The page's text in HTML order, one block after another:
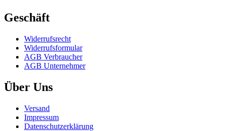
Geschäft
Widerrufs­recht
Widerrufs­formular
AGB Verbraucher
AGB Unternehmer
Über Uns
Versand
Impressum
Daten­schutz­erklärung